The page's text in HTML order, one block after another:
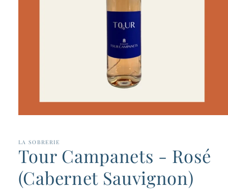
1
dans
une
fenêtre
modale
LA SOBRERIE
Tour Campanets - Rosé
(Cabernet Sauvignon)